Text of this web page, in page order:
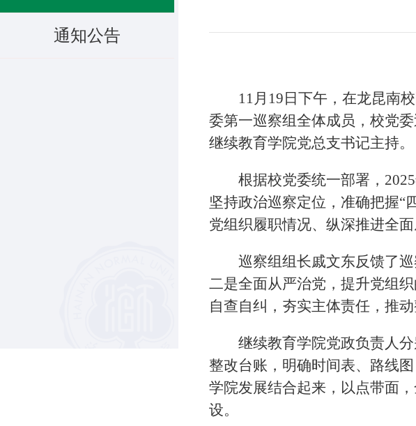
通知公告
11月19日下午，在龙昆南
委第一巡察组全体成员，校党
继续教育学院党总支书记主持。
根据校党委统一部署，
坚持政治巡察定位，准确把握“
党组织履职情况、纵深推进全
巡察组组长戚文东反馈了
二是全面从严治党，提升党组
自查自纠，夯实主体责任，推动
继续教育学院党政负责人
整改台账，明确时间表、路线
学院发展结合起来，以点带面
设。